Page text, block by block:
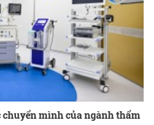
chuyển mình của ngành thẩm